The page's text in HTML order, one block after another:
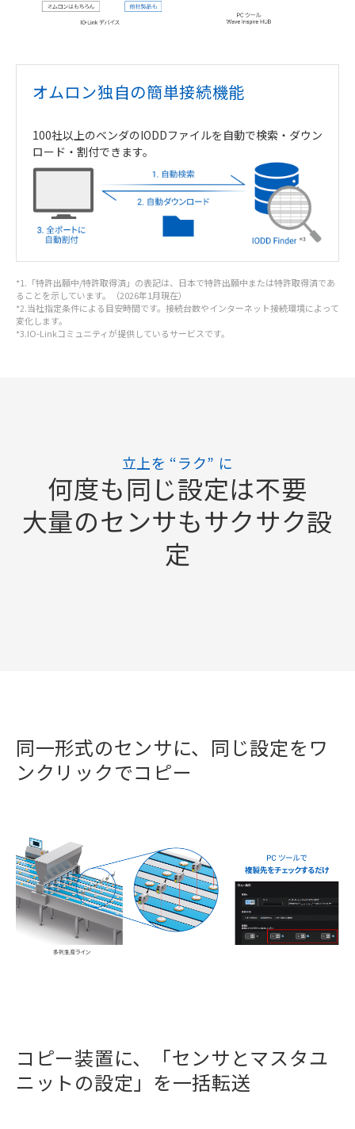
オムロン独自の簡単接続機能
100社以上のベンダのIODDファイルを自動で検索・ダウン
ロード・ 割付できます。
*1.「特許出願中/特許取得済」の表記は、日本で特許出願中または特許取得済であ
ることを示しています。（2026年1月現在）
*2.当社指定条件による目安時間です。接続台数やインターネット接続環境によって
変化します。
*3.IO-Linkコミュニティが提供しているサービスです。
立上を “ラク” に
何度も同じ設定は不要
大量のセンサもサクサク設
定
同一形式のセンサに、同じ設定をワ
ンクリックでコピー
コピー装置に、「センサとマスタユ
ニットの設定」を一括転送